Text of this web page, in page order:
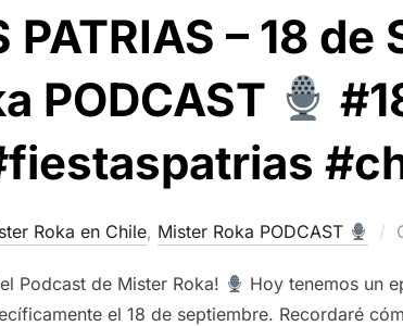
PATRIAS – 18
PODCAST
Roka en Chile, Mister Roka PODCAST
Podcast de Mister Roka!
Hoy tenemos un
el 18 de septiembre. Recordaré